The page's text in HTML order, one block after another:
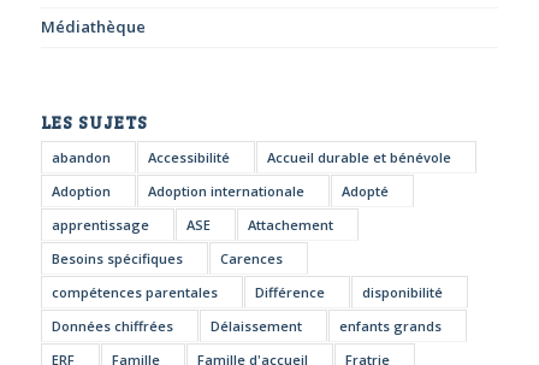
Médiathèque
LES SUJETS
abandon Accessibilité
Accueil durable et bénévole
Adoption
Adoption internationale
Adopté
apprentissage
ASE
Attachement
Besoins spécifiques
Carences
compétences parentales
Différence
disponibilité
Données chiffrées
Délaissement
enfants grands
ERF
Famille Famille d'accueil Fratrie